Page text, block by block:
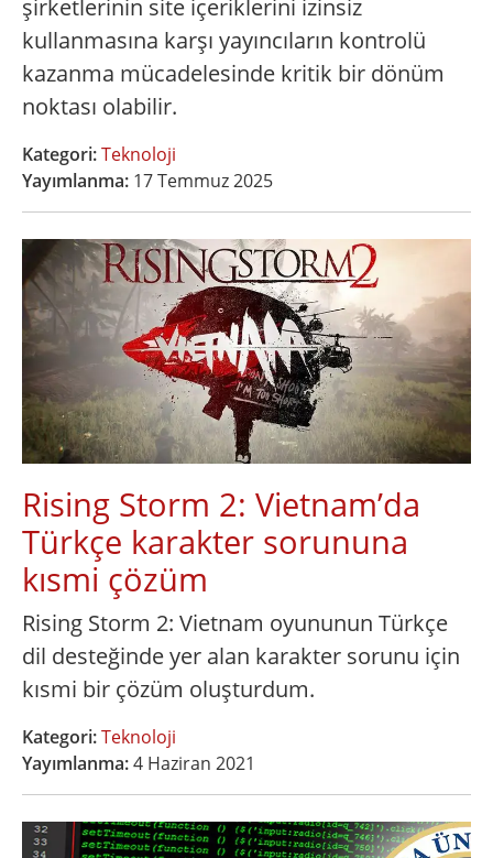
şirketlerinin site içeriklerini izinsiz
kullanmasına karşı yayıncıların kontrolü
kazanma mücadelesinde kritik bir dönüm
noktası olabilir.
Kategori:Teknoloji
Yayımlanma: 17 Temmuz 2025
Rising Storm 2: Vietnam’da
Türkçe karakter sorununa
kısmi çözüm
Rising Storm 2: Vietnam oyununun Türkçe
dil desteğinde yer alan karakter sorunu için
kısmi bir çözüm oluşturdum.
Kategori:Teknoloji
Yayımlanma:4 Haziran 2021